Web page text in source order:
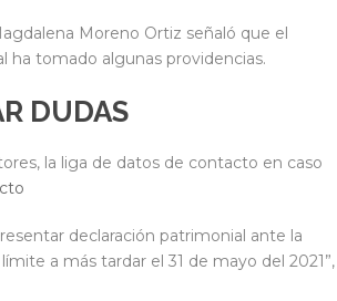
Moreno Ortiz señaló que el
ha tomado algunas providencias.
DUDAS
la liga de datos de contacto en caso
declaración patrimonial ante la
a más tardar el 31 de mayo del 2021”,